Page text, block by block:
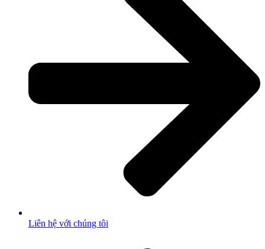
Liên hệ với chúng tôi